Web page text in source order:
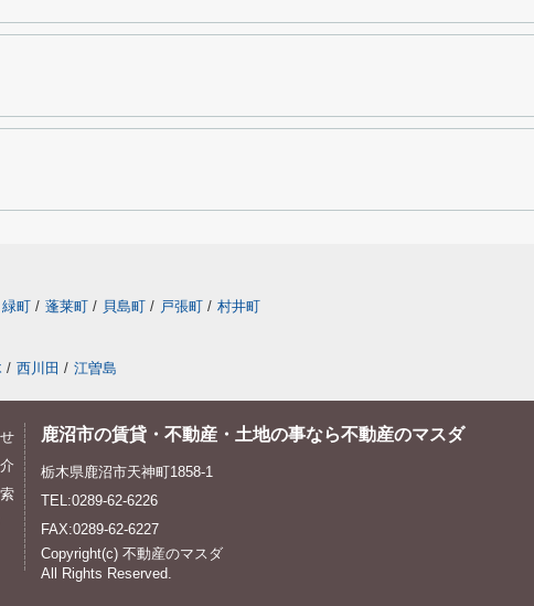
緑町 / 蓬莱町 / 貝島町 / 戸張町 / 村井町
/ 西川田 / 江曽島
鹿沼市の賃貸・不動産・土地の事なら不動産のマスダ
栃木県鹿沼市天神町1858-1
TEL:0289-62-6226
FAX:0289-62-6227
Copyright(c) 不動産のマスダ
All Rights Reserved.